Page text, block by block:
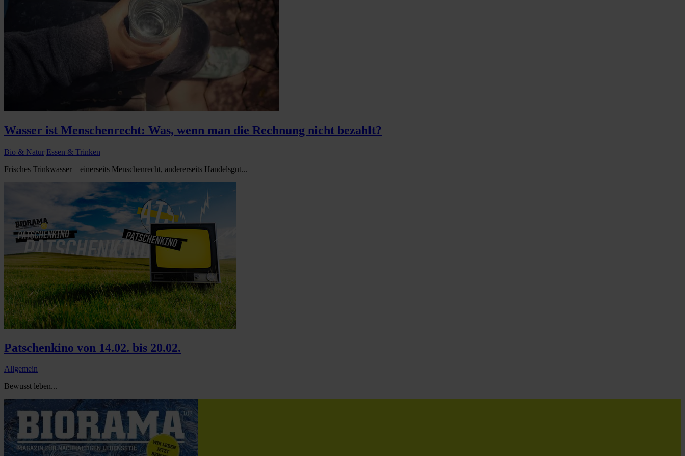
Wasser ist Menschenrecht: Was, wenn man die Rechnung nicht bezahlt?
Bio & Natur Essen & Trinken
Frisches Trinkwasser – einerseits Menschenrecht, andererseits Handelsgut...
Patschenkino von 14.02. bis 20.02.
Allgemein
Bewusst leben...